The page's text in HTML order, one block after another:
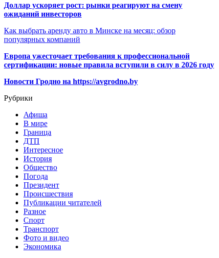
Доллар ускоряет рост: рынки реагируют на смену
ожиданий инвесторов
Как выбрать аренду авто в Минске на месяц: обзор
популярных компаний
Европа ужесточает требования к профессиональной
сертификации: новые правила вступили в силу в 2026 году
Новости Гродно на https://avgrodno.by
Рубрики
Афиша
В мире
Граница
ДТП
Интересное
История
Общество
Погода
Президент
Происшествия
Публикации читателей
Разное
Спорт
Транспорт
Фото и видео
Экономика